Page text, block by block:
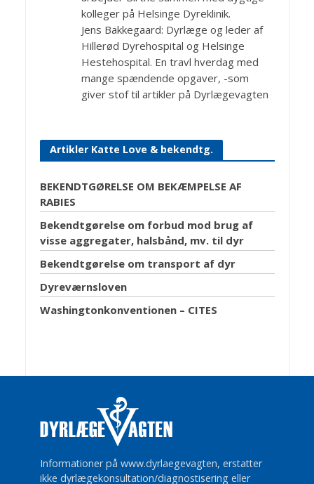
kolleger på Helsinge Dyreklinik.
Jens Bakkegaard: Dyrlæge og leder af
Hillerød Dyrehospital og Helsinge
Hestehospital. En travl hverdag med
mange spændende opgaver, -som
giver stof til artikler på Dyrlægevagten
Artikler Katte Love & bekendtg.
BEKENDTGØRELSE OM BEKÆMPELSE AF
RABIES
Bekendtgørelse om forbud mod brug af
visse aggregater, halsbånd, mv. til dyr
Bekendtgørelse om transport af dyr
Dyreværnsloven
Washingtonkonventionen – CITES
Informationer på www.dyrlaegevagten, erstatter
ikke dyrlægekonsultation/diagnostisering eller